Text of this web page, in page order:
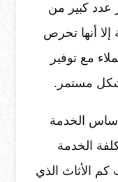
عدد كبير من
إلا أنها تحرص
مع توفير
مستمر.
الخدمة
الخدمة
الأثاث الذي